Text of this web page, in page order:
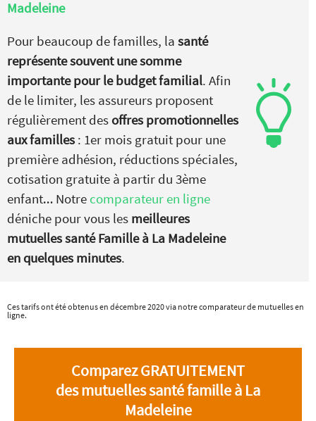
Madeleine
Pour beaucoup de familles, la santé
représente souvent une somme
importante pour le budget familial. Afin
de le limiter, les assureurs proposent
régulièrement des offres promotionnelles
aux familles : 1er mois gratuit pour une
première adhésion, réductions spéciales,
cotisation gratuite à partir du 3ème
enfant… Notre comparateur en ligne
déniche pour vous les meilleures
mutuelles santé Famille à La Madeleine
en quelques minutes.
Ces tarifs ont été obtenus en décembre 2020 via notre comparateur de mutuelles en
ligne.
Comparez GRATUITEMENT
des mutuelles santé famille à La
Madeleine